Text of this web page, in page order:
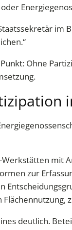
im
Ohne
mit
zur
deutlich.